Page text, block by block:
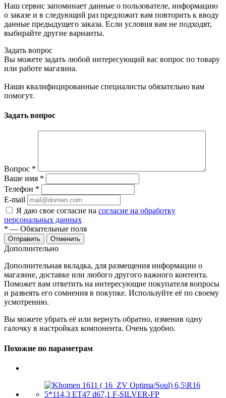
Наш сервис запоминает данные о пользователе, информацию
о заказе и в следующий раз предложит вам повторить к вводу
данные предыдущего заказа. Если условия вам не подходят,
выбирайте другие варианты.
Задать вопрос
Вы можете задать любой интересующий вас вопрос по товару
или работе магазина.
Наши квалифицированные специалисты обязательно вам
помогут.
Задать вопрос
Вопрос *
Ваше имя *
Телефон *
E-mail
Я даю свое согласие на согласие на обработку
персональных данных
* — Обязательные поля
Отменить
Дополнительно
Дополнительная вкладка, для размещения информации о
магазине, доставке или любого другого важного контента.
Поможет вам ответить на интересующие покупателя вопросы
и развеять его сомнения в покупке. Используйте её по своему
усмотрению.
Вы можете убрать её или вернуть обратно, изменив одну
галочку в настройках компонента. Очень удобно.
Похожие по параметрам